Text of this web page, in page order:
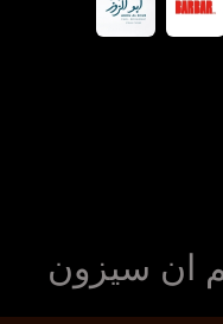
ان سيزون